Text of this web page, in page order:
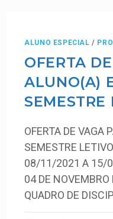
ALUNO ESPECIAL /
OFERTA
ALUNO(A)
SEMESTRE
OFERTA DE VAGA
SEMESTRE
08/11/2021 A 15/
04 DE
QUADRO DE